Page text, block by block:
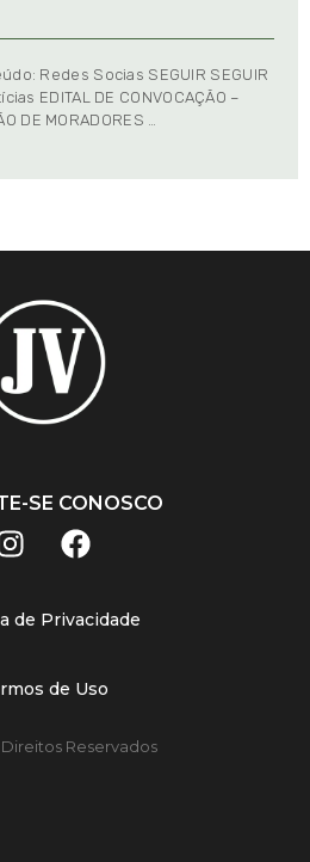
Redes Socias SEGUIR SEGUIR
EDITAL DE CONVOCAÇÃO –
DE MORADORES …
SE CONOSCO
de Privacidade
de Uso
Reservados